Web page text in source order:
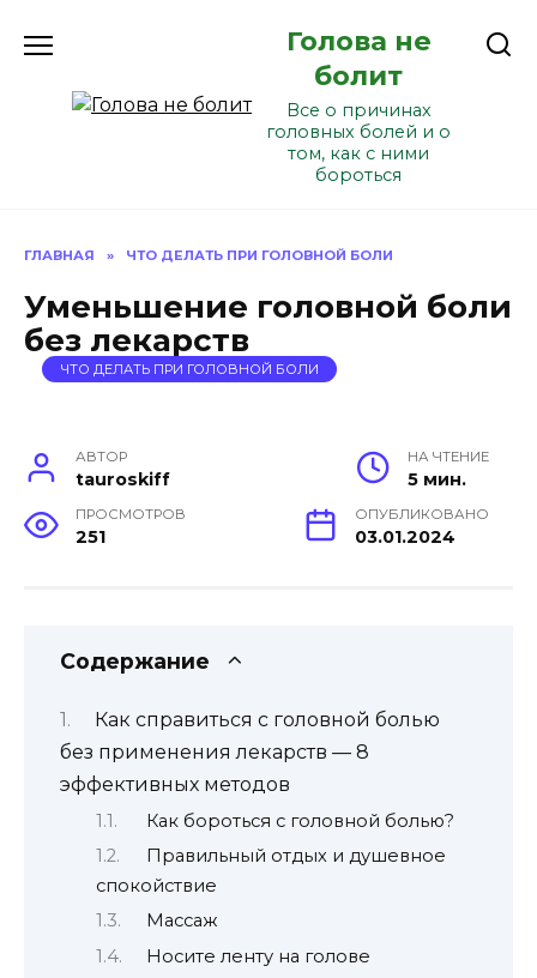
Голова не
болит
Все о причинах
головных болей и о
том, как с ними
бороться
ГЛАВНАЯ » ЧТО ДЕЛАТЬ ПРИ ГОЛОВНОЙ БОЛИ
Уменьшение головной боли
без лекарств
ЧТО ДЕЛАТЬ ПРИ ГОЛОВНОЙ БОЛИ
АВТОР
tauroskiff
НА ЧТЕНИЕ
5 мин.
ПРОСМОТРОВ
251
ОПУБЛИКОВАНО
03.01.2024
Содержание
Как справиться с головной болью
без применения лекарств — 8
эффективных методов
Как бороться с головной болью?
Правильный отдых и душевное
спокойствие
Массаж
Носите ленту на голове